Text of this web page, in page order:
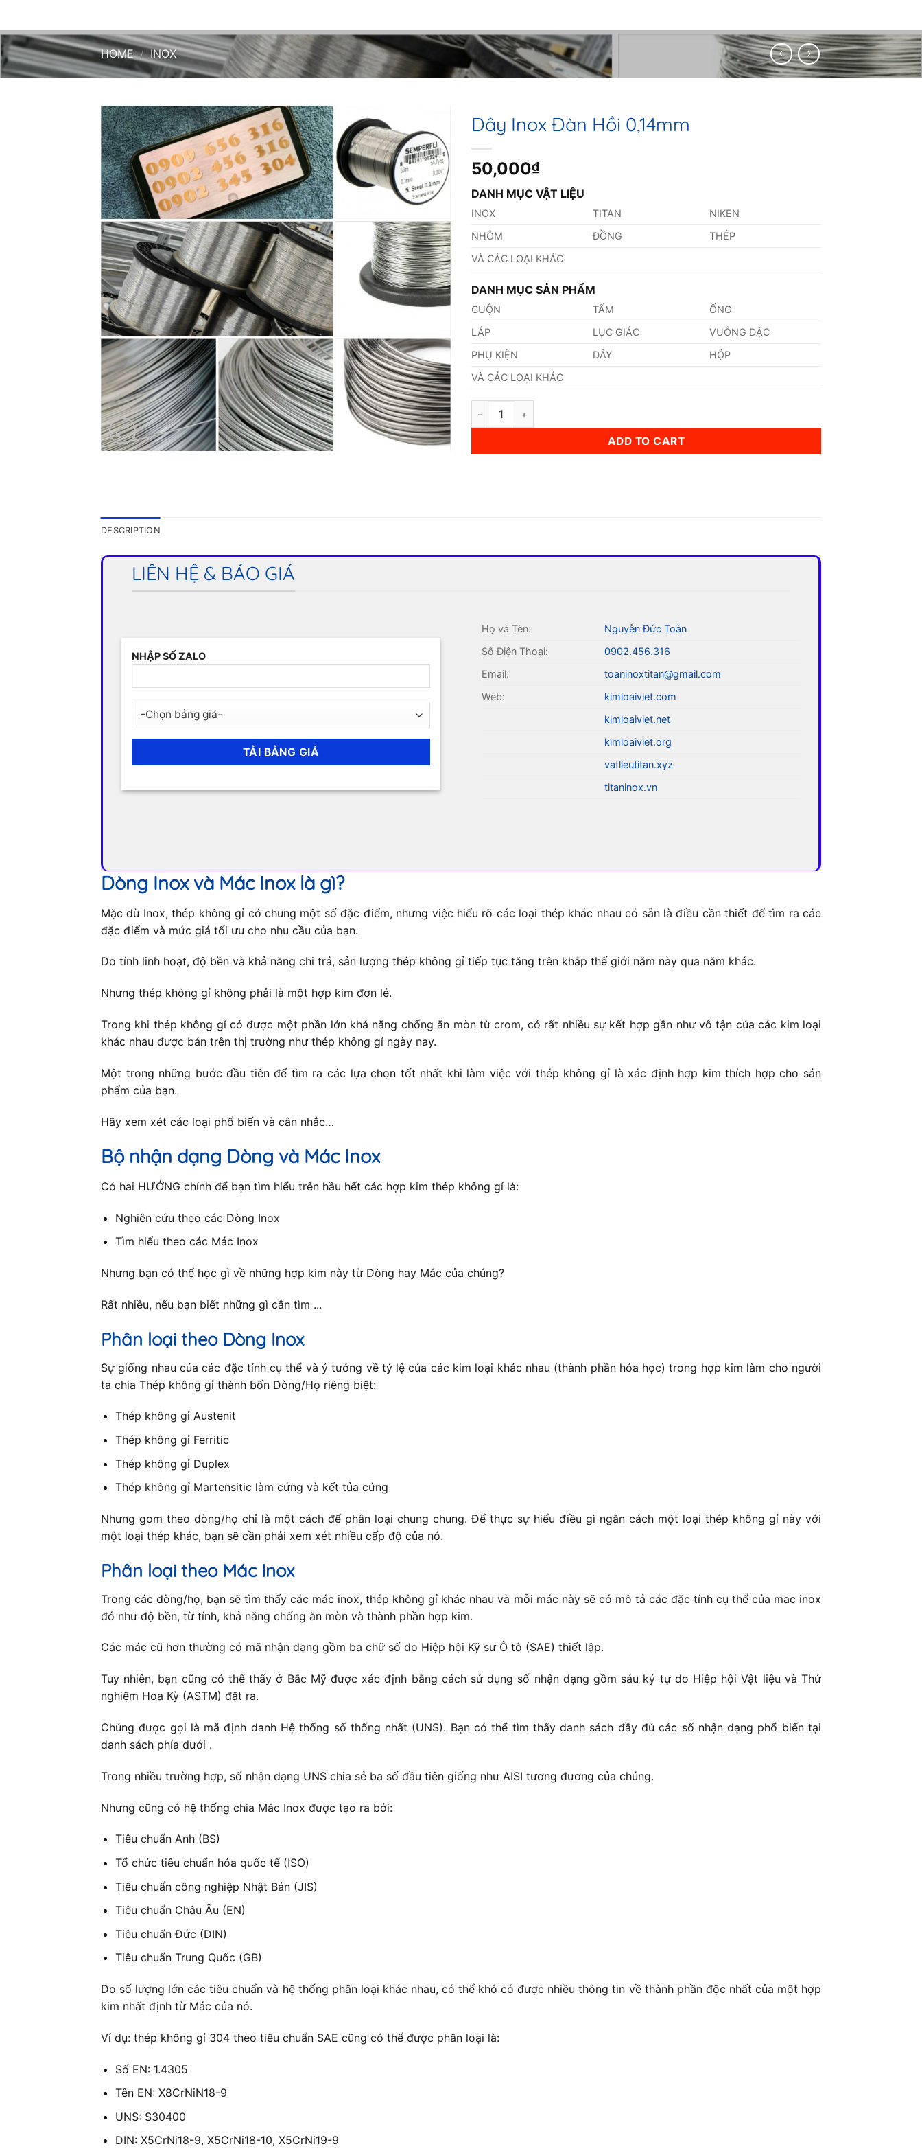
HOME / INOX
Dây Inox Đàn Hồi 0,14mm
50,000₫
DANH MỤC VẬT LIỆU
INOX TITAN
NIKEN
NHÔM
ĐỒNG
THÉP
VÀ CÁC LOẠI KHÁC
DANH MỤC SẢN PHẨM
CUỘN TẤM
ỐNG
LÁP
LỤC GIÁC
VUÔNG ĐẶC
PHỤ KIỆN
DÂY
HỘP
VÀ CÁC LOẠI KHÁC
Dây Inox Đàn Hồi 0,14mm quantity
ADD TO CART
DESCRIPTION
LIÊN HỆ & BÁO GIÁ
NHẬP SỐ ZALO
Họ và Tên:
Nguyễn Đức Toàn
Số Điện Thoại:
0902.456.316
Email:
toaninoxtitan@gmail.com
Web:
kimloaiviet.com
kimloaiviet.net
kimloaiviet.org
vatlieutitan.xyz
titaninox.vn
Dòng Inox và Mác Inox là gì?
Mặc dù Inox, thép không gỉ có chung một số đặc điểm, nhưng việc hiểu rõ các loại thép khác nhau có sẵn là điều cần thiết để tìm ra các
đặc điểm và mức giá tối ưu cho nhu cầu của bạn.
Do tính linh hoạt, độ bền và khả năng chi trả, sản lượng thép không gỉ tiếp tục tăng trên khắp thế giới năm này qua năm khác.
Nhưng thép không gỉ không phải là một hợp kim đơn lẻ.
Trong khi thép không gỉ có được một phần lớn khả năng chống ăn mòn từ crom, có rất nhiều sự kết hợp gần như vô tận của các kim loại
khác nhau được bán trên thị trường như thép không gỉ ngày nay.
Một trong những bước đầu tiên để tìm ra các lựa chọn tốt nhất khi làm việc với thép không gỉ là xác định hợp kim thích hợp cho sản
phẩm của bạn.
Hãy xem xét các loại phổ biến và cân nhắc…
Bộ nhận dạng Dòng và Mác Inox
Có hai HƯỚNG chính để bạn tìm hiểu trên hầu hết các hợp kim thép không gỉ là:
Nghiên cứu theo các Dòng Inox
Tìm hiểu theo các Mác Inox
Nhưng bạn có thể học gì về những hợp kim này từ Dòng hay Mác của chúng?
Rất nhiều, nếu bạn biết những gì cần tìm ...
Phân loại theo Dòng Inox
Sự giống nhau của các đặc tính cụ thể và ý tưởng về tỷ lệ của các kim loại khác nhau (thành phần hóa học) trong hợp kim làm cho người
ta chia Thép không gỉ thành bốn Dòng/Họ riêng biệt:
Thép không gỉ Austenit
Thép không gỉ Ferritic
Thép không gỉ Duplex
Thép không gỉ Martensitic làm cứng và kết tủa cứng
Nhưng gom theo dòng/họ chỉ là một cách để phân loại chung chung. Để thực sự hiểu điều gì ngăn cách một loại thép không gỉ này với
một loại thép khác, bạn sẽ cần phải xem xét nhiều cấp độ của nó.
Phân loại theo Mác Inox
Trong các dòng/họ, bạn sẽ tìm thấy các mác inox, thép không gỉ khác nhau và mỗi mác này sẽ có mô tả các đặc tính cụ thể của mac inox
đó như độ bền, từ tính, khả năng chống ăn mòn và thành phần hợp kim.
Các mác cũ hơn thường có mã nhận dạng gồm ba chữ số do Hiệp hội Kỹ sư Ô tô (SAE) thiết lập.
Tuy nhiên, bạn cũng có thể thấy ở Bắc Mỹ được xác định bằng cách sử dụng số nhận dạng gồm sáu ký tự do Hiệp hội Vật liệu và Thử
nghiệm Hoa Kỳ (ASTM) đặt ra.
Chúng được gọi là mã định danh Hệ thống số thống nhất (UNS). Bạn có thể tìm thấy danh sách đầy đủ các số nhận dạng phổ biến tại
danh sách phía dưới .
Trong nhiều trường hợp, số nhận dạng UNS chia sẻ ba số đầu tiên giống như AISI tương đương của chúng.
Nhưng cũng có hệ thống chia Mác Inox được tạo ra bởi:
Tiêu chuẩn Anh (BS)
Tổ chức tiêu chuẩn hóa quốc tế (ISO)
Tiêu chuẩn công nghiệp Nhật Bản (JIS)
Tiêu chuẩn Châu Âu (EN)
Tiêu chuẩn Đức (DIN)
Tiêu chuẩn Trung Quốc (GB)
Do số lượng lớn các tiêu chuẩn và hệ thống phân loại khác nhau, có thể khó có được nhiều thông tin về thành phần độc nhất của một hợp
kim nhất định từ Mác của nó.
Ví dụ: thép không gỉ 304 theo tiêu chuẩn SAE cũng có thể được phân loại là:
Số EN: 1.4305
Tên EN: X8CrNiN18-9
UNS: S30400
DIN: X5CrNi18-9, X5CrNi18-10, X5CrNi19-9